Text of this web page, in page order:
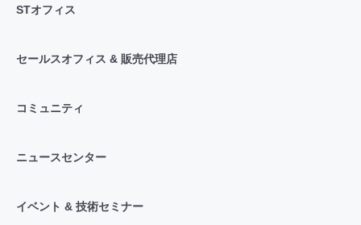
STオフィス
セールスオフィス & 販売代理店
コミュニティ
ニュースセンター
イベント & 技術セミナー